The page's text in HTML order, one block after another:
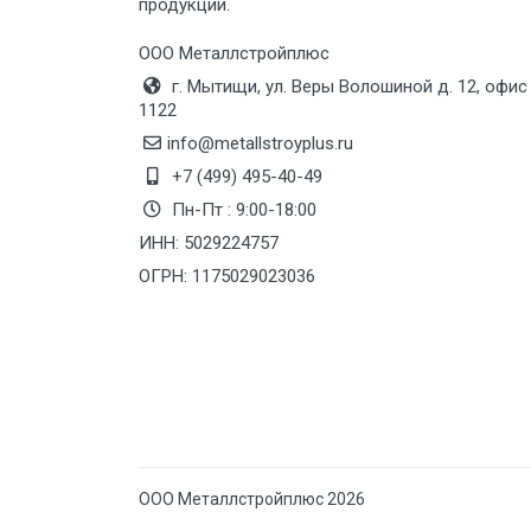
Груз до 12 м, вес до 20 тн
Манипулятор до 6 м, вес до 5 тн
Манипулятор до 6 м, вес до 8 тн
продукции.
ООО Металлстройплюс
г. Мытищи, ул. Веры Волошиной д. 12, офис
1122
info@metallstroyplus.ru
+7 (499) 495-40-49
Пн-Пт : 9:00-18:00
ИНН: 5029224757
ОГРН: 1175029023036
ООО Металлстройплюс 2026